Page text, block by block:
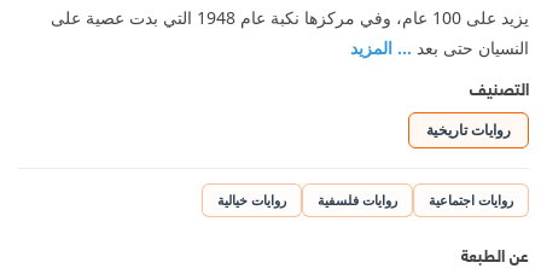
يزيد على 100 عام، وفي مركزها نكبة عام 1948 التي بدت عصية على
النسيان حتى بعد ... المزيد
التصنيف
روايات تاريخية
روايات اجتماعية روايات فلسفية روايات خيالية
عن الطبعة